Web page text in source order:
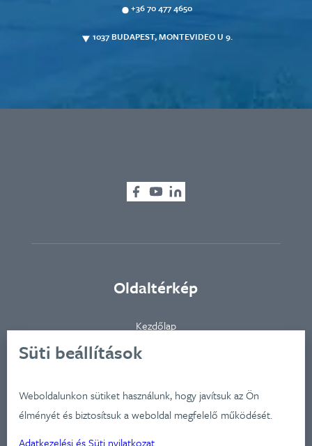
Süti beállítások
Weboldalunkon sütiket használunk, hogy javítsuk az Ön
élményét és biztosítsuk a weboldal megfelelő működését.
Adatkezelési és Süti nyilatkozat
+36 70 477 4650
1037 BUDAPEST, MONTEVIDEO U 9.
Oldaltérkép
Kezdőlap
Ügynökségünkről
Iparágak
Szolgátatásaink